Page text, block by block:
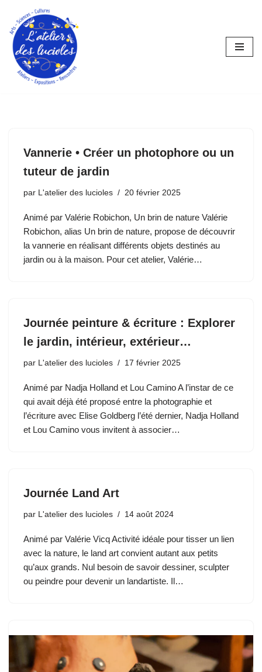
Aller
au
contenu
Vannerie • Créer un photophore ou un
tuteur de jardin
par L'atelier des lucioles 20 février 2025
Animé par Valérie Robichon, Un brin de nature Valérie
Robichon, alias Un brin de nature, propose de découvrir
la vannerie en réalisant différents objets destinés au
jardin ou à la maison. Pour cet atelier, Valérie…
Journée peinture & écriture : Explorer
le jardin, intérieur, extérieur…
par L'atelier des lucioles 17 février 2025
Animé par Nadja Holland et Lou Camino A l’instar de ce
qui avait déjà été proposé entre la photographie et
l’écriture avec Elise Goldberg l’été dernier, Nadja Holland
et Lou Camino vous invitent à associer…
Journée Land Art
par L'atelier des lucioles 14 août 2024
Animé par Valérie Vicq Activité idéale pour tisser un lien
avec la nature, le land art convient autant aux petits
qu’aux grands. Nul besoin de savoir dessiner, sculpter
ou peindre pour devenir un landartiste. Il…